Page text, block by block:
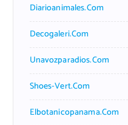
Diarioanimales.com
Decogaleri.com
Unavozparadios.com
Shoes-Vert.com
Elbotanicopanama.com